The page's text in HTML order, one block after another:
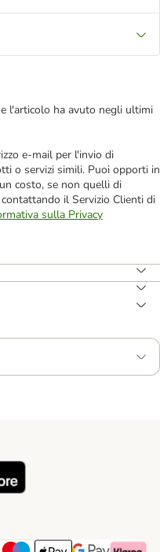
l'articolo ha avuto negli ultimi
e-mail per l'invio di
o servizi simili. Puoi opporti in
costo, se non quelli di
il Servizio Clienti di
sulla Privacy